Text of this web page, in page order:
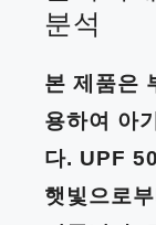
분석
본 제품은
용하여 아
다. UPF
햇빛으로